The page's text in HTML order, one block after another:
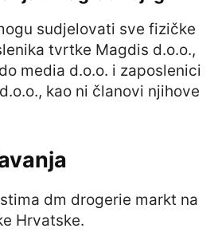
sudjelovati sve fizičke
tvrtke Magdis d.o.o.,
media d.o.o. i zaposlenici
kao ni članovi njihove
dm drogerie markt na
Hrvatske.